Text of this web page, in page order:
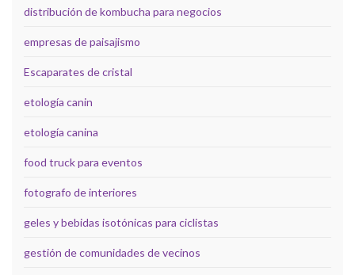
distribución de kombucha para negocios
empresas de paisajismo
Escaparates de cristal
etología canin
etología canina
food truck para eventos
fotografo de interiores
geles y bebidas isotónicas para ciclistas
gestión de comunidades de vecinos